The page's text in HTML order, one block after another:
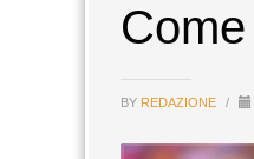
BY REDAZIONE /